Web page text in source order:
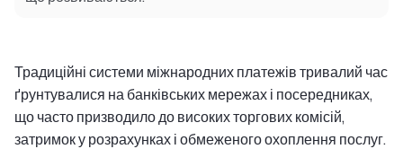
Традиційні системи міжнародних платежів тривалий час
ґрунтувалися на банківських мережах і посередниках,
що часто призводило до високих торгових комісій,
затримок у розрахунках і обмеженого охоплення послуг.